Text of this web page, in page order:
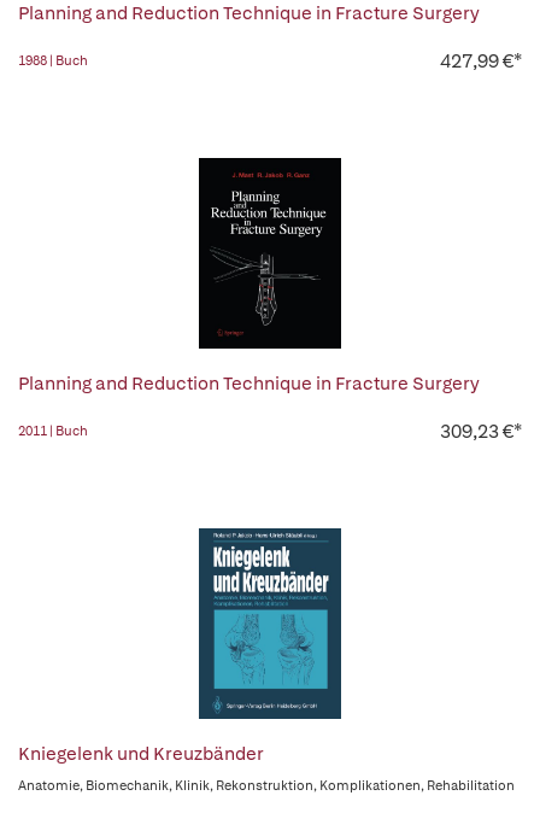
Planning and Reduction Technique in Fracture Surgery
1988 | Buch 427,99 €*
Planning and Reduction Technique in Fracture Surgery
2011 | Buch 309,23 €*
Kniegelenk und Kreuzbänder
Anatomie, Biomechanik, Klinik, Rekonstruktion, Komplikationen, Rehabilitation